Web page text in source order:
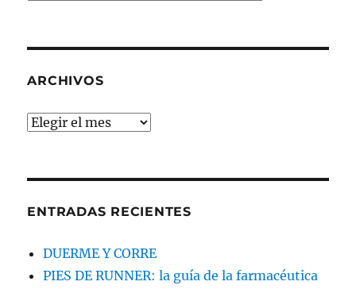
BUSCAS
ARCHIVOS
Archivos
ENTRADAS RECIENTES
DUERME Y CORRE
PIES DE RUNNER: la guía de la farmacéutica